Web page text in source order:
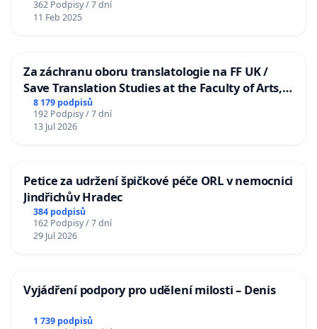
362 Podpisy / 7 dní
11 Feb 2025
Za záchranu oboru translatologie na FF UK /
Save Translation Studies at the Faculty of Arts,
Charles University
8 179 podpisů
192 Podpisy / 7 dní
13 Jul 2026
Petice za udržení špičkové péče ORL v nemocnici
Jindřichův Hradec
384 podpisů
162 Podpisy / 7 dní
29 Jul 2026
Vyjádření podpory pro udělení milosti – Denis
1 739 podpisů